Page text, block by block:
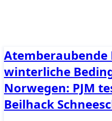
Atemberaubende
winterliche
Norwegen: PJM
Beilhack